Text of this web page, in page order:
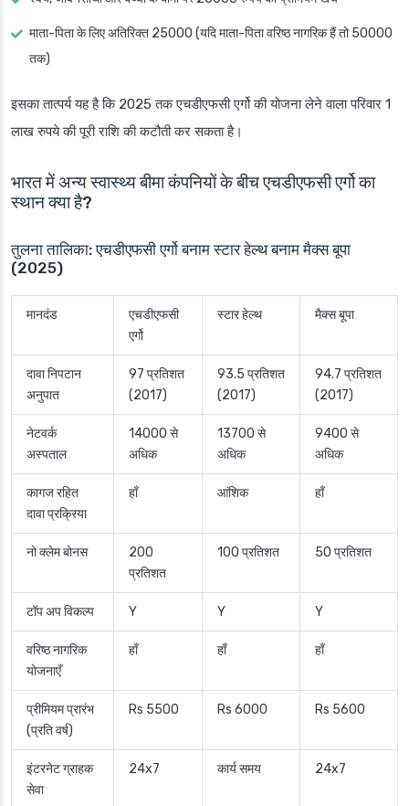
माता-पिता के लिए अतिरिक्त 25000 (यदि माता-पिता वरिष्ठ नागरिक हैं तो 50000
तक)
इसका तात्पर्य यह है कि 2025 तक एचडीएफसी एर्गो की योजना लेने वाला परिवार 1
लाख रुपये की पूरी राशि की कटौती कर सकता है।
भारत में अन्य स्वास्थ्य बीमा कंपनियों के बीच एचडीएफसी एर्गो का
स्थान क्या है?
तुलना तालिका: एचडीएफसी एर्गो बनाम स्टार हेल्थ बनाम मैक्स बूपा
(2025)
मानदंड
एचडीएफसी
एर्गो
स्टार हेल्थ मैक्स बूपा
दावा निपटान
अनुपात
97 प्रतिशत
(2017)
93.5 प्रतिशत
(2017)
94.7 प्रतिशत
(2017)
नेटवर्क
अस्पताल
14000 से
अधिक
13700 से
अधिक
9400 से
अधिक
कागज रहित
दावा प्रक्रिया
हाँ आंशिक हाँ
नो क्लेम बोनस
200
प्रतिशत
100 प्रतिशत 50 प्रतिशत
टॉप अप विकल्प Y Y Y
वरिष्ठ नागरिक
योजनाएँ
हाँ हाँ हाँ
प्रीमियम प्रारंभ
(प्रति वर्ष)
Rs 5500 Rs 6000 Rs 5600
इंटरनेट ग्राहक
सेवा
24x7 कार्य समय 24x7